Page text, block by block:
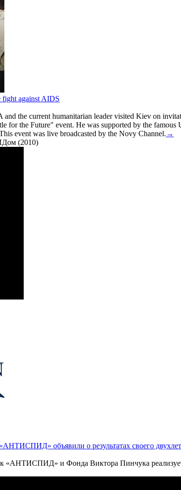
against AIDS
the current humanitarian leader visited Kiev on
for the Future" event. He was supported by the
event was live broadcasted by the Novy Channel. →
(2010)
объявили о результатах своего
«АНТИСПИД» и Фонда Виктора Пинчука